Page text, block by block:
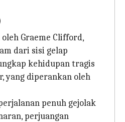
Graeme Clifford,
dari sisi gelap
kehidupan tragis
yang diperankan oleh
penuh gejolak
perjuangan